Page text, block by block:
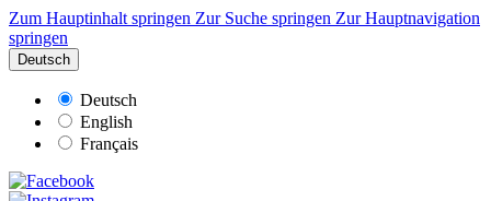
Zum Hauptinhalt springen Zur Suche springen Zur Hauptnavigation
springen
Deutsch
Deutsch
English
Français